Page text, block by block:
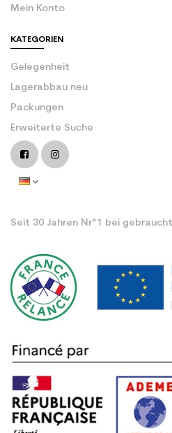
Mein Konto
KATEGORIEN
Gelegenheit
Lagerabbau neu
Packungen
Erweiterte Suche
Seit 30 Jahren Nr°1 bei